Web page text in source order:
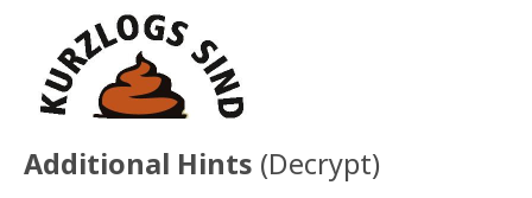
Additional Hints (Decrypt)